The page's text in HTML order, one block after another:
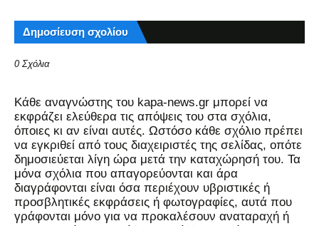
Δημοσίευση σχολίου
0 Σχόλια
Kάθε αναγνώστης του kapa-news.gr μπορεί να
εκφράζει ελεύθερα τις απόψεις του στα σχόλια,
όποιες κι αν είναι αυτές. Ωστόσο κάθε σχόλιο πρέπει
να εγκριθεί από τους διαχειριστές της σελίδας, οπότε
δημοσιεύεται λίγη ώρα μετά την καταχώρησή του. Τα
μόνα σχόλια που απαγορεύονται και άρα
διαγράφονται είναι όσα περιέχουν υβριστικές ή
προσβλητικές εκφράσεις ή φωτογραφίες, αυτά που
γράφονται μόνο για να προκαλέσουν αναταραχή ή